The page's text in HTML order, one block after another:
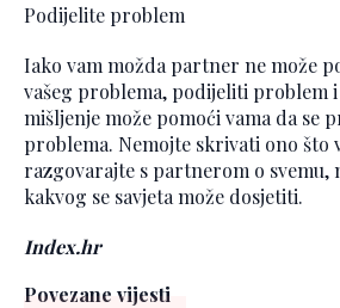
Podijelite problem
Iako vam možda partner ne može
vašeg problema, podijeliti problem i
mišljenje može pomoći vama da se
problema. Nemojte skrivati ono što
razgovarajte s partnerom o svemu,
kakvog se savjeta može dosjetiti.
Index.hr
Povezane vijesti